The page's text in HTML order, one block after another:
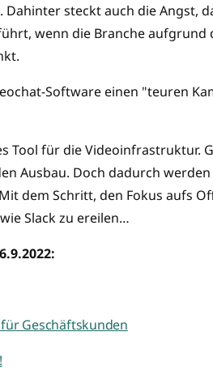
steckt auch die Angst,
wenn die Branche aufgrund
Software einen "teuren
Tool für die Videoinfrastruktur.
Ausbau. Doch dadurch
dem Schritt, den Fokus aufs
Slack zu ereilen…
Geschäftskunden